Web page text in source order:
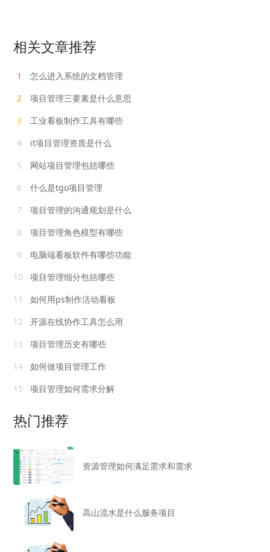
相关文章推荐
1
怎么进入系统的文档管理
2
项目管理三要素是什么意思
3
工业看板制作工具有哪些
4
it项目管理资质是什么
5
网站项目管理包括哪些
6
什么是tgo项目管理
7
项目管理的沟通规划是什么
8
项目管理角色模型有哪些
9
电脑端看板软件有哪些功能
10
项目管理细分包括哪些
11
如何用ps制作活动看板
12
开源在线协作工具怎么用
13
项目管理历史有哪些
14
如何做项目管理工作
15
项目管理如何需求分解
热门推荐
资源管理如何满足需求和需求
高山流水是什么服务项目